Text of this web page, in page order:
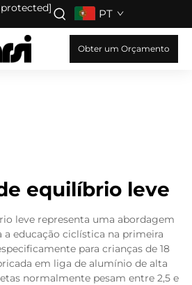
PT
Obter um Orçamento
equilíbrio leve
leve representa uma abordagem
a educação ciclística na primeira
para crianças de 18
em liga de alumínio de alta
normalmente pesam entre 2,5 e